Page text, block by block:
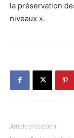
la préservation
niveaux ».
Article précédent